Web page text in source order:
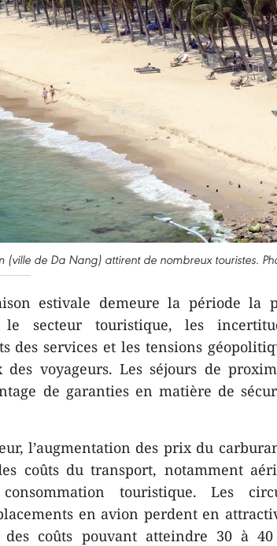
de Da Nang) attirent de nombreux touristes.
estivale demeure la période la
secteur touristique, les
des services et les tensions
voyageurs. Les séjours de
de garanties en matière de
l’augmentation des prix du
coûts du transport, notamment
touristique. Les
en avion perdent en
des coûts pouvant atteindre 30 à